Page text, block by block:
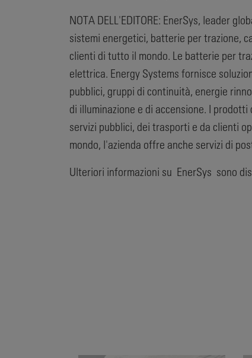
NOTA DELL'EDITORE: EnerSys, leader
sistemi energetici, batterie per trazione,
clienti di tutto il mondo. Le batterie per
elettrica. Energy Systems fornisce
pubblici, gruppi di continuità, energie
di illuminazione e di accensione. I
servizi pubblici, dei trasporti e da clienti
mondo, l'azienda offre anche servizi di
Ulteriori informazioni su EnerSys sono